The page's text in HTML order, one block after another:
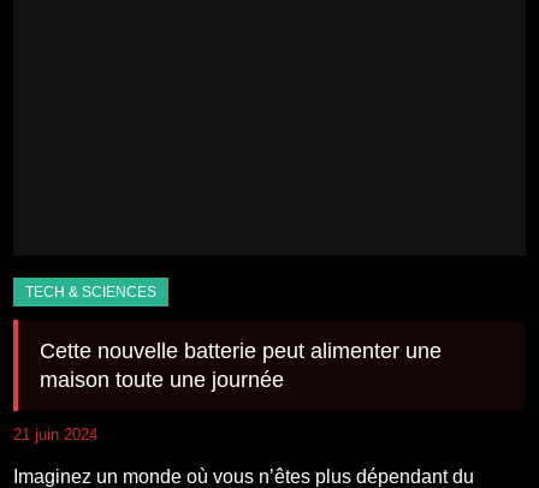
Cette nouvelle batterie peut alimenter une
maison toute une journée
21 juin 2024
Imaginez un monde où vous n’êtes plus dépendant du